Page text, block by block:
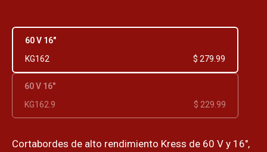
60 V 16"
KG162
$ 279.99
60 V 16"
KG162.9
$ 229.99
Cortabordes de alto rendimiento Kress de 60 V y 16",